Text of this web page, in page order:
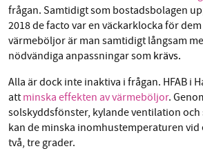
frågan. Samtidigt som bostadsbolagen
2018 de facto var en väckarklocka för
värmeböljor är man samtidigt långsam
nödvändiga anpassningar som krävs.
Alla är dock inte inaktiva i frågan. HFAB i
att minska effekten av värmeböljor.
solskyddsfönster, kylande ventilation
kan de minska inomhustemperaturen vid
två, tre grader.